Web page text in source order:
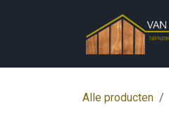
Alle producten